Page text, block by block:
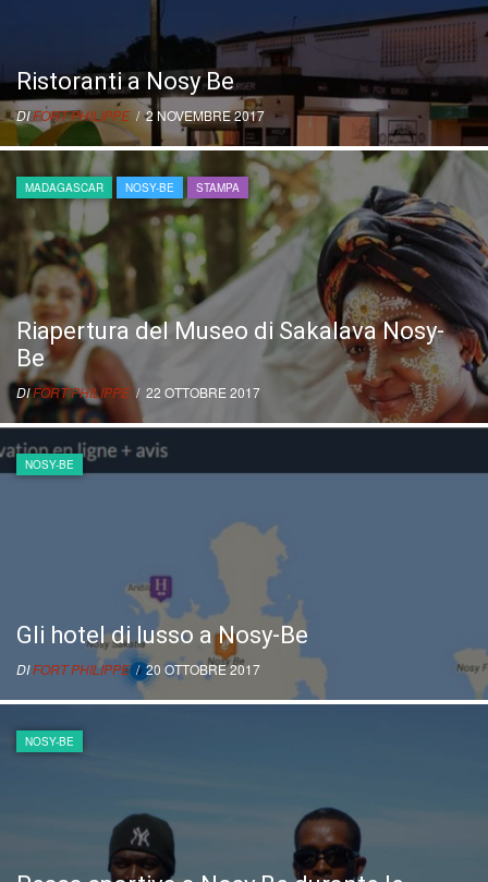
Ristoranti a Nosy Be
DIFORT PHILIPPE/ 2 NOVEMBRE 2017
MADAGASCAR NOSY-BE STAMPA
Riapertura del Museo di Sakalava Nosy-
Be
DIFORT PHILIPPE/ 22 OTTOBRE 2017
NOSY-BE
Gli hotel di lusso a Nosy-Be
DIFORT PHILIPPE/ 20 OTTOBRE 2017
NOSY-BE